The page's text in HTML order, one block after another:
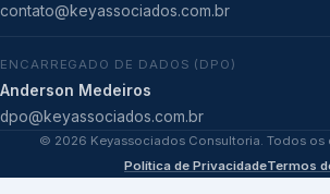
contato@keyassociados.com.br
ENCARREGADO DE DADOS (DPO)
Anderson Medeiros
dpo@keyassociados.com.br
© 2026 Keyassociados Consultoria. Todos os
Política de PrivacidadeTermos